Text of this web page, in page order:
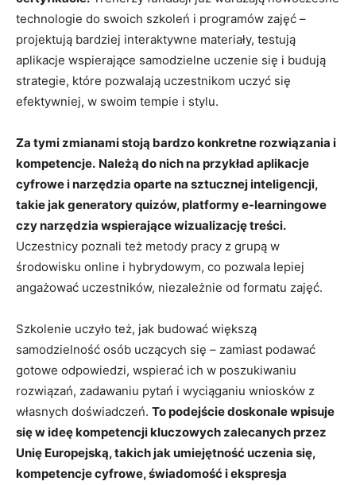
technologie do swoich szkoleń i programów zajęć –
projektują bardziej interaktywne materiały, testują
aplikacje wspierające samodzielne uczenie się i budują
strategie, które pozwalają uczestnikom uczyć się
efektywniej, w swoim tempie i stylu.
Za tymi zmianami stoją bardzo konkretne rozwiązania i
kompetencje. Należą do nich na przykład aplikacje
cyfrowe i narzędzia oparte na sztucznej inteligencji,
takie jak generatory quizów, platformy e-learningowe
czy narzędzia wspierające wizualizację treści.
Uczestnicy poznali też metody pracy z grupą w
środowisku online i hybrydowym, co pozwala lepiej
angażować uczestników, niezależnie od formatu zajęć.
Szkolenie uczyło też, jak budować większą
samodzielność osób uczących się – zamiast podawać
gotowe odpowiedzi, wspierać ich w poszukiwaniu
rozwiązań, zadawaniu pytań i wyciąganiu wniosków z
własnych doświadczeń. To podejście doskonale wpisuje
się w ideę kompetencji kluczowych zalecanych przez
Unię Europejską, takich jak umiejętność uczenia się,
kompetencje cyfrowe, świadomość i ekspresja